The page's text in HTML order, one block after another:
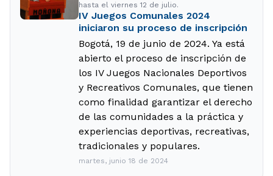
hasta el viernes 12 de julio.
IV Juegos Comunales 2024
iniciaron su proceso de inscripción
Bogotá, 19 de junio de 2024. Ya está
abierto el proceso de inscripción de
los IV Juegos Nacionales Deportivos
y Recreativos Comunales, que tienen
como finalidad garantizar el derecho
de las comunidades a la práctica y
experiencias deportivas, recreativas,
tradicionales y populares.
martes, junio 18 de 2024